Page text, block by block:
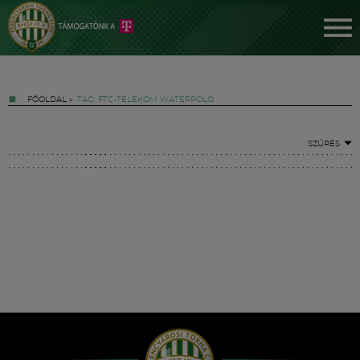
FŐOLDAL » TAG: FTC-TELEKOM WATERPOLO
SZŰRÉS
Hírek